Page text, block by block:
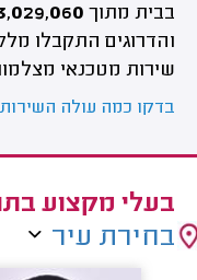
בבית מתוך
והדרוגים התקבלו
שירות מטכנאי
בדקו כמה עולה השירות
בעלי מקצוע
בחירת עיר